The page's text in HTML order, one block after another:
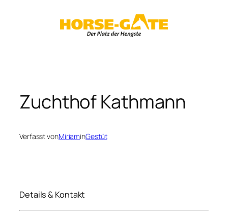
Zuchthof Kathmann
Verfasst vonMiriaminGestüt
Details & Kontakt